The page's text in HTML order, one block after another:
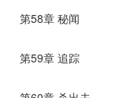
第58章 秘闻
第59章 追踪